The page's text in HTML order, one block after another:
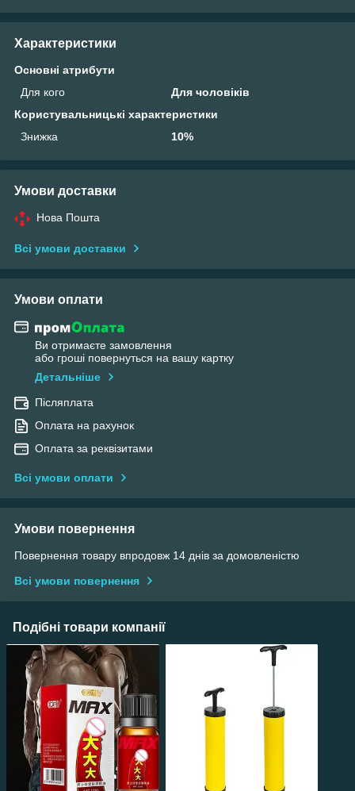
Характеристики
Основні атрибути
Для кого
Для чоловіків
Користувальницькі характеристики
Знижка
10%
Умови доставки
Нова Пошта
Всі умови доставки
Умови оплати
Ви отримаєте замовлення
або гроші повернуться на вашу картку
Детальніше
Післяплата
Оплата на рахунок
Оплата за реквізитами
Всі умови оплати
Умови повернення
Повернення товару впродовж 14 днів за домовленістю
Всі умови повернення
Подібні товари компанії